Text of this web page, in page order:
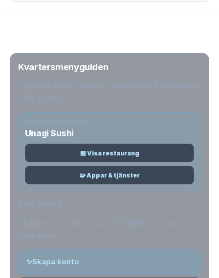
Kvartersmenyguiden
Unagi Sushi
🏪 Visa restaurang
🧩 Appar & tjänster
✨Skapa konto